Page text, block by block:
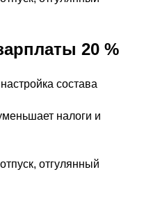
20 %
состава
налоги и